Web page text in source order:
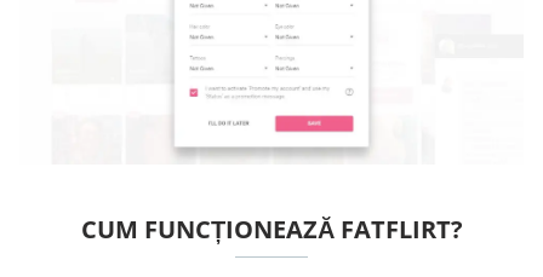
CUM FUNCȚIONEAZĂ FATFLIRT?